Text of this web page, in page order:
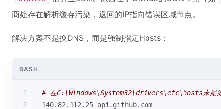
商处存在解析缓存污染，返回的IP指向错误区域节点。
解决方案不是换DNS，而是强制指定Hosts：
BASH
1
# 在C:\Windows\System32\drivers\etc\hosts末尾添
2
140.82.112.25 api.github.com